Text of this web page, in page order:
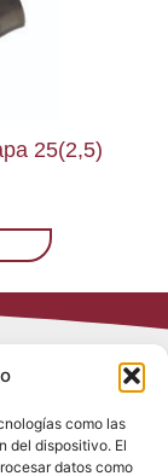
como las
del dispositivo. El
datos como
25(2,5)
Política de
Privacidad